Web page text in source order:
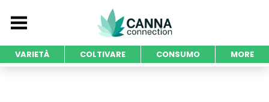
VARIETÀ COLTIVARE CONSUMO MORE